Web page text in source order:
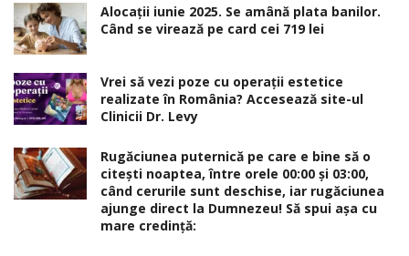
Alocaţii iunie 2025. Se amână plata banilor.
Când se virează pe card cei 719 lei
Vrei să vezi poze cu operații estetice
realizate în România? Accesează site-ul
Clinicii Dr. Levy
Rugăciunea puternică pe care e bine să o
citești noaptea, între orele 00:00 și 03:00,
când cerurile sunt deschise, iar rugăciunea
ajunge direct la Dumnezeu! Să spui așa cu
mare credință: